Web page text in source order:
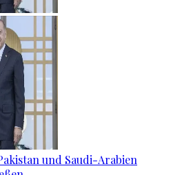
und Saudi-Arabien